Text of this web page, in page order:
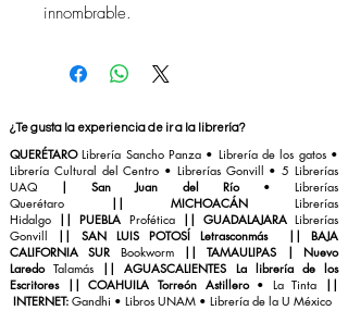
innombrable.
¿Te gusta la experiencia de ir a la librería?
QUERÉTAROLibrería Sancho Panza • Librería de los gatos •
Librería Cultural del Centro • Librerías Gonvill • 5 Librerías
UAQ | San Juan del Río•Librerías
Querétaro
|| MICHOACÁN Librerías
Hidalgo || PUEBLA Profética || GUADALAJARALibrerías
Gonvill
|| SAN LUIS POTOSÍ Letrasconmás || BAJA
CALIFORNIA SUR Bookworm ||TAMAULIPAS | Nuevo
LaredoTalamás ||AGUASCALIENTES La librería de los
Escritores || COAHUILA Torreón Astillero• La Tinta
||
INTERNET: Gandhi • Libros UNAM • Librería de la U México